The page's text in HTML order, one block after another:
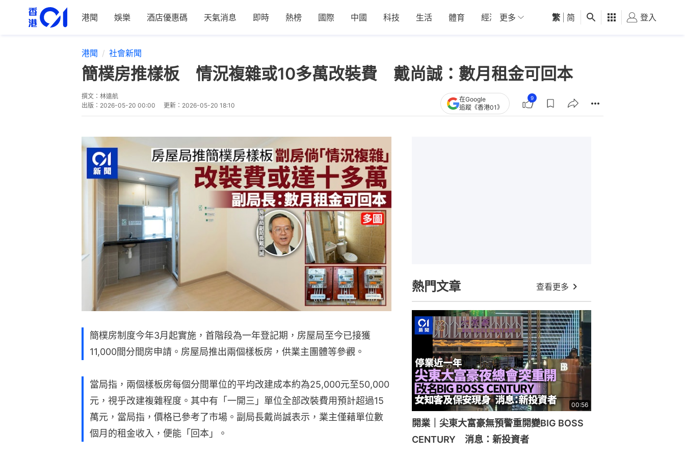
港聞 娛樂 酒店優惠碼 天氣消息 即時 熱榜 國際 中國 科技 生活 體育 經濟 01深圳 觀點 健康 好食玩飛
更多 繁 简 登入
港聞 社會新聞
簡樸房推樣板 情況複雜或10多萬改裝費 戴尚誠：數月租金可回本
撰文： 林遠航
出版： 2026-05-20 00:00 更新： 2026-05-20 18:10
在Google
追蹤《香港01》
9
簡樸房制度今年3月起實施，首階段為一年登記期，房屋局至今已接獲
11,000間分間房申請。房屋局推出兩個樣板房，供業主團體等參觀。
當局指，兩個樣板房每個分間單位的平均改建成本約為25,000元至50,000
元，視乎改建複雜程度。其中有「一開三」單位全部改裝費用預計超過15
萬元，當局指，價格已參考了市場。副局長戴尚誠表示，業主僅藉單位數
個月的租金收入，便能「回本」。
熱門文章 查看更多
00:56
開業｜尖東大富豪無預警重開變BIG BOSS
CENTURY 消息：新投資者